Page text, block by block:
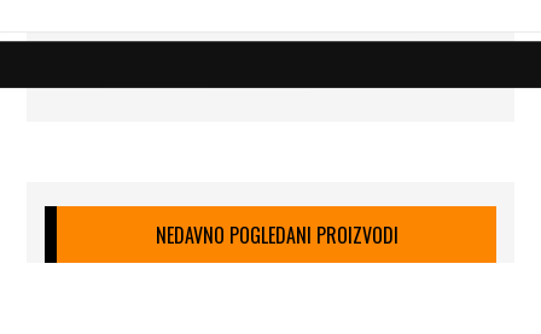
NEDAVNO POGLEDANI PROIZVODI